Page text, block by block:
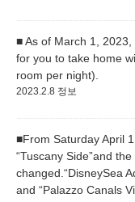
■ As of March 1,
for you to take home
room per night).
2023.2.8 정보
■From Saturday April
“Tuscany Side”and
changed.“DisneySea
and “Palazzo Canals